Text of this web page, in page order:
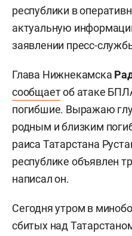
республики в
актуальную
заявлении пресс-
Глава Нижнекамска
сообщаетоб атаке
погибшие. Выражаю
родным и близким
раиса Татарстана
республике объявлен
написал он.
Сегодня утром в
сбитых над